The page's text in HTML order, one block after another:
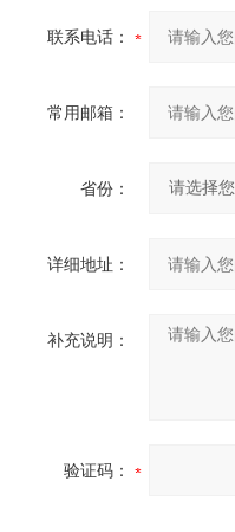
联系电话：
常用邮箱：
省份：
详细地址：
补充说明：
验证码：